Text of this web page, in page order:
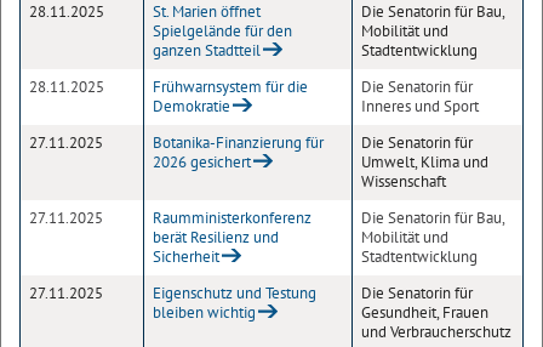
28.11.2025
St. Marien öffnet
Spielgelände für den
ganzen Stadtteil
Die Senatorin für Bau,
Mobilität und
Stadtentwicklung
28.11.2025
Frühwarnsystem für die
Demokratie
Die Senatorin für
Inneres und Sport
27.11.2025
Botanika-Finanzierung für
2026 gesichert
Die Senatorin für
Umwelt, Klima und
Wissenschaft
27.11.2025
Raumministerkonferenz
berät Resilienz und
Sicherheit
Die Senatorin für Bau,
Mobilität und
Stadtentwicklung
27.11.2025
Eigenschutz und Testung
bleiben wichtig
Die Senatorin für
Gesundheit, Frauen
und Verbraucherschutz